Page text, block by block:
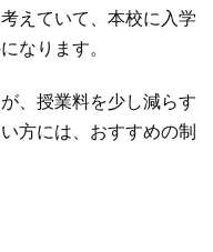
えていて、本校に入学
なります。
、授業料を少し減らす
方には、おすすめの制